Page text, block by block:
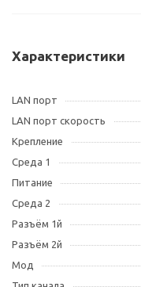
Характеристики
LAN порт
LAN порт скорость
Крепление
Среда 1
Питание
Среда 2
Разъём 1й
Разъём 2й
Мод